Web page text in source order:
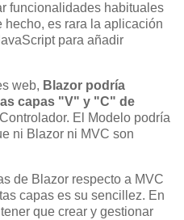
funcionalidades habituales
es rara la aplicación
para añadir
web, Blazor podría
capas "V" y "C" de
El Modelo podría
ni Blazor ni MVC son
de Blazor respecto a MVC
capas es su sencillez. En
que crear y gestionar